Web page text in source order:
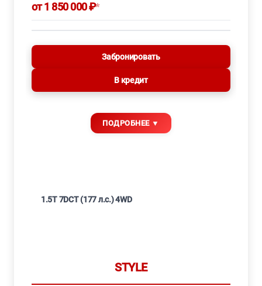
от 1 850 000 ₽*
Забронировать
В кредит
1.5T 7DCT (177 л.с.) 4WD
STYLE